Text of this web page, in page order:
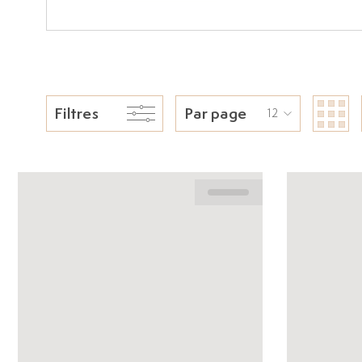
Filtres Par page 12